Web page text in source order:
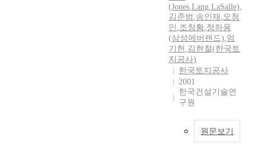
(Jones,Lang,LaSalle),
김준범 ,송인재 ,오청
민 ,조창황,정하용
(삼성에버랜드),엄
기헌 ,김현철(한국토
지공사)
한국토지공사
2001
한국건설기술연
구원
원문보기